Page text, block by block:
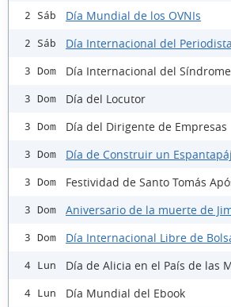
2 Sáb Día Mundial de los OVNIs
2 Sáb Día Internacional del
3 Dom Día Internacional del
3 Dom Día del Locutor
3 Dom Día del Dirigente de Empresas
3 Dom Día de Construir un
3 Dom Festividad de Santo Tomás
3 Dom Aniversario de la muerte de
3 Dom Día Internacional Libre de
4 Lun Día de Alicia en el País de las
4 Lun Día Mundial del Ebook